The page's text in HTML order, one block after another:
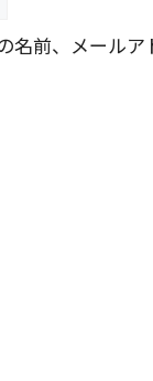
名前、メール